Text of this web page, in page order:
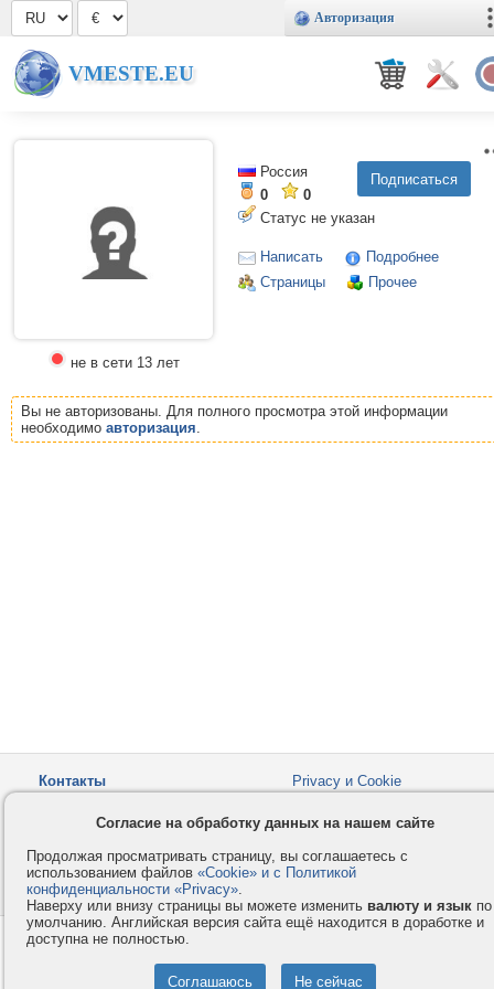
Авторизация
VMESTE.EU
не в сети 13 лет
Россия
0
0
Статус не указан
Написать
Подробнее
Страницы
Прочее
Вы не авторизованы. Для полного просмотра этой информации
необходимо авторизация.
Контакты
Privacy и Cookie
Как оплатить
Форумы
© 2008-2026VMESTE.EU
Согласие на обработку данных на нашем сайте
Продолжая просматривать страницу, вы соглашаетесь с
использованием файлов «Cookie» и с Политикой
конфиденциальности «Privacy».
Наверху или внизу страницы вы можете изменить валюту и язык по
умолчанию. Английская версия сайта ещё находится в доработке и
доступна не полностью.